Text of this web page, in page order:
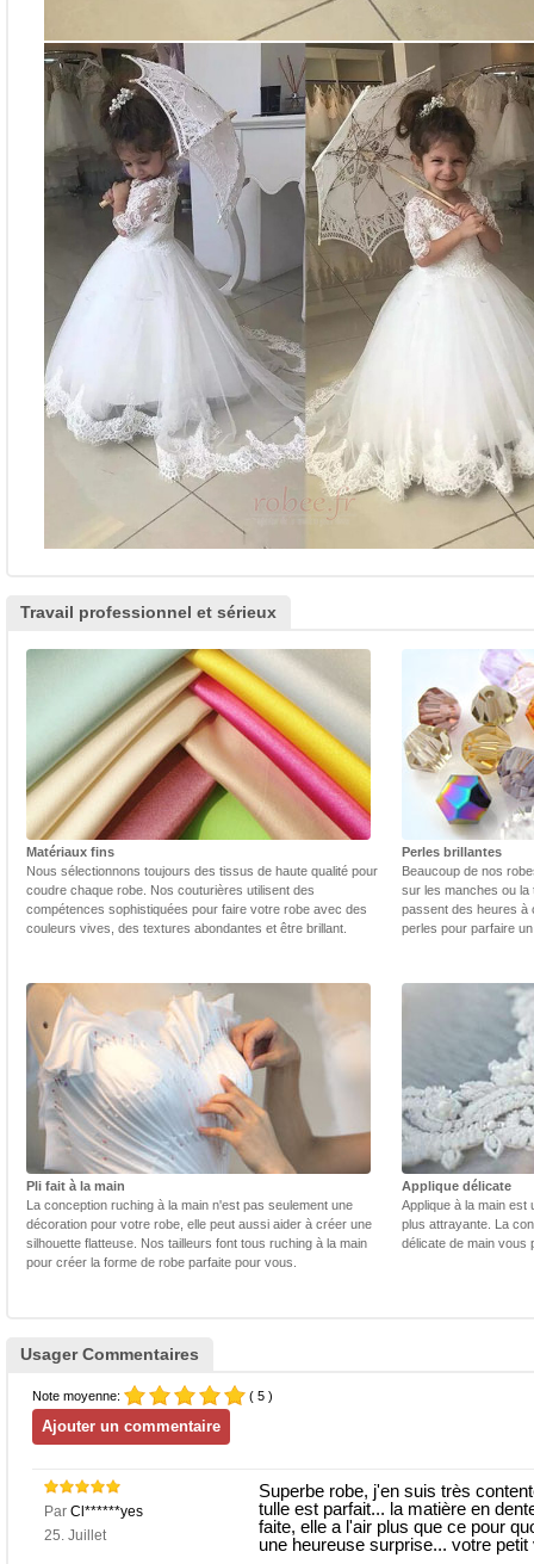
Travail professionnel et sérieux
Matériaux fins
Nous sélectionnons toujours des tissus de haute qualité pour
coudre chaque robe. Nos couturières utilisent des
compétences sophistiquées pour faire votre robe avec des
couleurs vives, des textures abondantes et être brillant.
Perles brillantes
Beaucoup de nos
sur les manches ou la
passent des heures à
perles pour parfaire
Pli fait à la main
La conception ruching à la main n'est pas seulement une
décoration pour votre robe, elle peut aussi aider à créer une
silhouette flatteuse. Nos tailleurs font tous ruching à la main
pour créer la forme de robe parfaite pour vous.
Applique délicate
Applique à la main est
plus attrayante. La
délicate de main vous
Usager Commentaires
Note moyenne: ( 5 )
Par Cl******yes
25. Juillet
Superbe robe, j'en suis très
tulle est parfait... la matière en
faite, elle a l'air plus que ce pour
une heureuse surprise... votre petit